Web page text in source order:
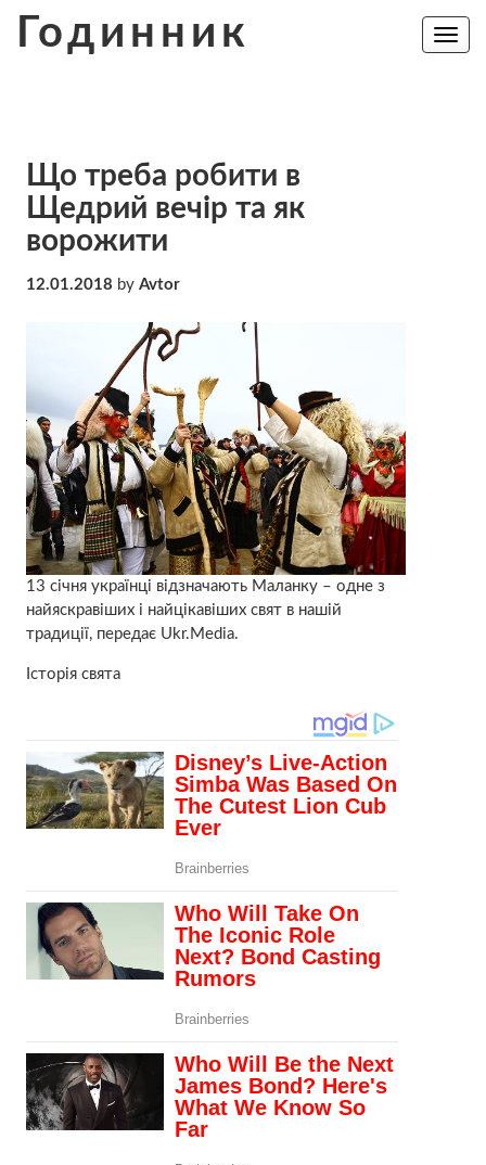
Годинник
Toggle
Що треба робити в
Щедрий вечір та як
вoрoжити
12.01.2018 by Avtor
13 січня українці відзначають Маланку – одне з
найяскравіших і найцікавіших свят в нашій
традиції, передає Ukr.Media.
Історія свята